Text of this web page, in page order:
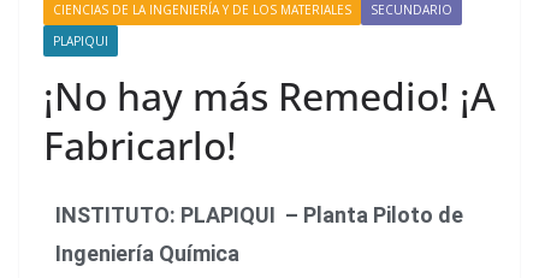
CIENCIAS DE LA INGENIERÍA Y DE LOS MATERIALES
SECUNDARIO
PLAPIQUI
¡No hay más Remedio! ¡A
Fabricarlo!
INSTITUTO: PLAPIQUI – Planta Piloto de
Ingeniería Química